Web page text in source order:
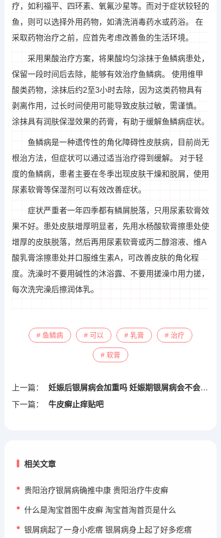
疗，如利福平、四环素、氧氟沙星等。而对于症状较轻的
鱼，则可以选择外用药物，如清洗消毒药水或药浴。 在
采取药物治疗之前，应首先考虑改善鱼的生活环境。
采用果酸治疗方案，将果酸均匀涂抹于鱼鳞病患处，
保留一段时间后去除，能够有效治疗鱼鳞病。 使用维甲
酸类药物，涂抹后约2至3小时去除，因为这类药物具有
剥离作用，过长时间使用可能导致皮肤过敏，需谨慎。
涂抹具有润肤保湿效果的药膏，有助于缓解鱼鳞病症状。
鱼鳞病是一种遗传性的角化障碍性皮肤病，目前尚无
根治方法，但症状可以通过适当治疗得到缓解。 对于轻
度的鱼鳞病，患者主要在冬季出现皮肤干燥和脱屑，使用
尿素软膏等保湿剂可以有效改善症状。
症状严重者一年四季都有鳞屑脱落，只用尿素软膏效
果不好。患处皮肤增厚明显者，先用水杨酸软膏擦患处使
增厚的皮肤脱落，然后再用尿素软膏或丙二醇溶液、维A
酸乳膏涂擦患处并口服维生素A，可改善皮肤的角化程
度。洗澡时不要用碱性的沐浴露、不要用搓澡巾用力搓，
每次洗完澡后擦润体乳。
# 鱼鳞病 # 可以 # 乳膏 # 治疗
# 软膏
上一篇：
妊娠后银屑病会加重吗 妊娠期银屑病会不会影响胎儿
下一篇：
牛皮癣止痒贴吧
相关文章
贵阳治疗银屑病确推中康 贵阳治疗牛皮癣
什么是淘宝首图牛皮癣 淘宝首淘首页是什么
银屑病起了一身小疙瘩 银屑病身上起了好多疙瘩